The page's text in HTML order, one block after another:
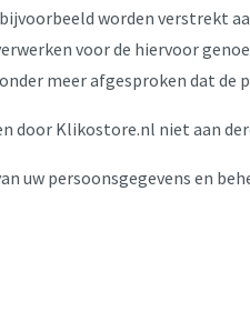
worden verstrekt
voor de hiervoor
meer afgesproken dat
door Klikostore.nl niet aan
uw persoonsgegevens en